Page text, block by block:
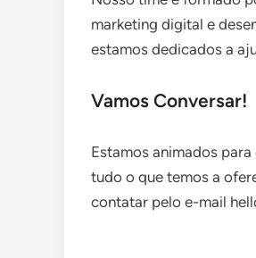
marketing digital e
estamos dedicados a
Vamos Conversar!
Estamos animados
tudo o que temos a
contatar pelo e-mail